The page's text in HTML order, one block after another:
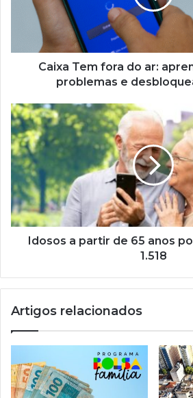
aprenda
resolver
problemas
desbloquear
app
Caixa Tem fora do ar:
problemas e
Idosos
a
partir
de
65
anos
podem
ganhar
R$
1.518Idosos a partir de 65 anos
1.518
Artigos relacionados